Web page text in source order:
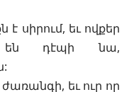
է սիրում, եւ ովքեր
են դէպի նա,
եւ ուր որ